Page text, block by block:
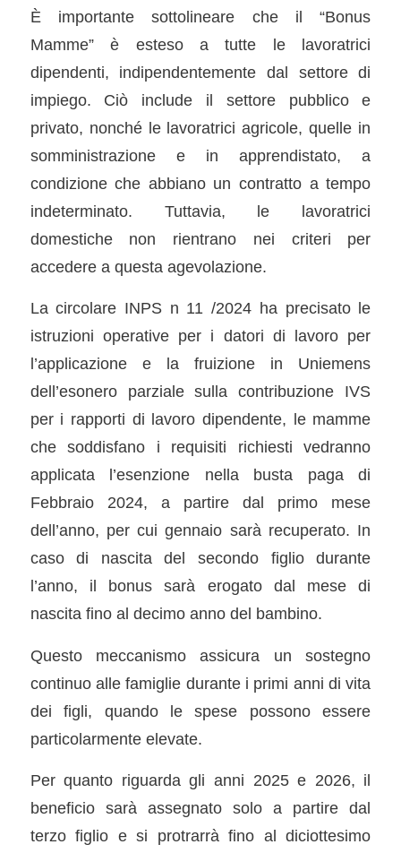
È importante sottolineare che il “Bonus
Mamme” è esteso a tutte le lavoratrici
dipendenti, indipendentemente dal settore di
impiego. Ciò include il settore pubblico e
privato, nonché le lavoratrici agricole, quelle in
somministrazione e in apprendistato, a
condizione che abbiano un contratto a tempo
indeterminato. Tuttavia, le lavoratrici
domestiche non rientrano nei criteri per
accedere a questa agevolazione.
La circolare INPS n 11 /2024 ha precisato le
istruzioni operative per i datori di lavoro per
l’applicazione e la fruizione in Uniemens
dell’esonero parziale sulla contribuzione IVS
per i rapporti di lavoro dipendente, le mamme
che soddisfano i requisiti richiesti vedranno
applicata l’esenzione nella busta paga di
Febbraio 2024, a partire dal primo mese
dell’anno, per cui gennaio sarà recuperato. In
caso di nascita del secondo figlio durante
l’anno, il bonus sarà erogato dal mese di
nascita fino al decimo anno del bambino.
Questo meccanismo assicura un sostegno
continuo alle famiglie durante i primi anni di vita
dei figli, quando le spese possono essere
particolarmente elevate.
Per quanto riguarda gli anni 2025 e 2026, il
beneficio sarà assegnato solo a partire dal
terzo figlio e si protrarrà fino al diciottesimo